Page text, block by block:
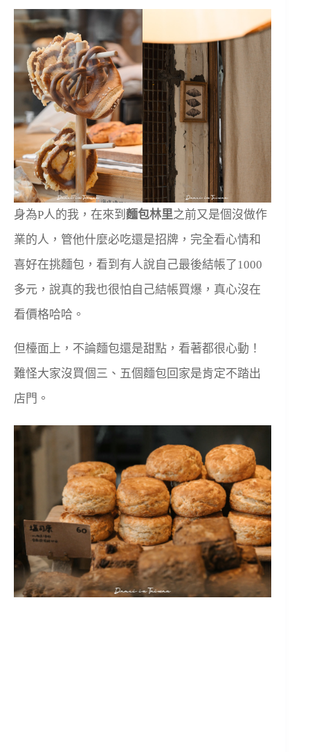
身為P人的我，在來到 麵包林里之前又是個沒做作
業的人，管他什麼必吃還是招牌，完全看心情和
喜好在挑麵包，看到有人說自己最後結帳了1000
多元，說真的我也很怕自己結帳買爆，真心沒在
看價格哈哈。
但檯面上，不論麵包還是甜點，看著都很心動！
難怪大家沒買個三、五個麵包回家是肯定不踏出
店門。